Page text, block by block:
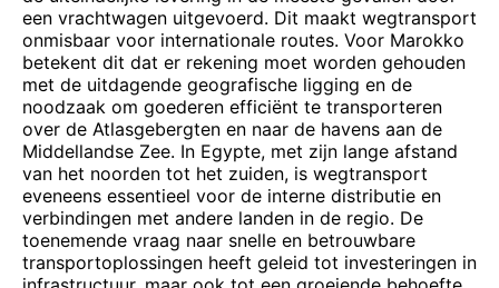
een vrachtwagen uitgevoerd. Dit maakt wegtransport
onmisbaar voor internationale routes. Voor Marokko
betekent dit dat er rekening moet worden gehouden
met de uitdagende geografische ligging en de
noodzaak om goederen efficiënt te transporteren
over de Atlasgebergten en naar de havens aan de
Middellandse Zee. In Egypte, met zijn lange afstand
van het noorden tot het zuiden, is wegtransport
eveneens essentieel voor de interne distributie en
verbindingen met andere landen in de regio. De
toenemende vraag naar snelle en betrouwbare
transportoplossingen heeft geleid tot investeringen in